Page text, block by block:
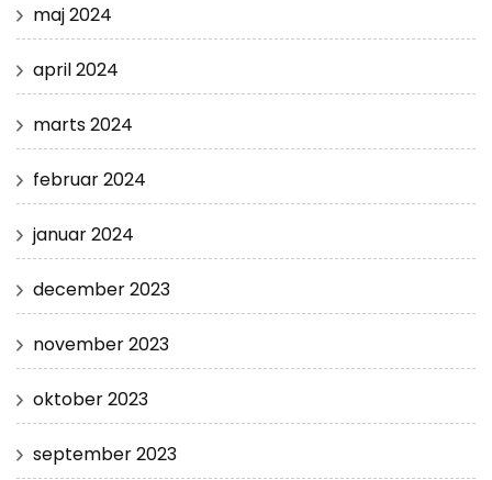
maj 2024
april 2024
marts 2024
februar 2024
januar 2024
december 2023
november 2023
oktober 2023
september 2023